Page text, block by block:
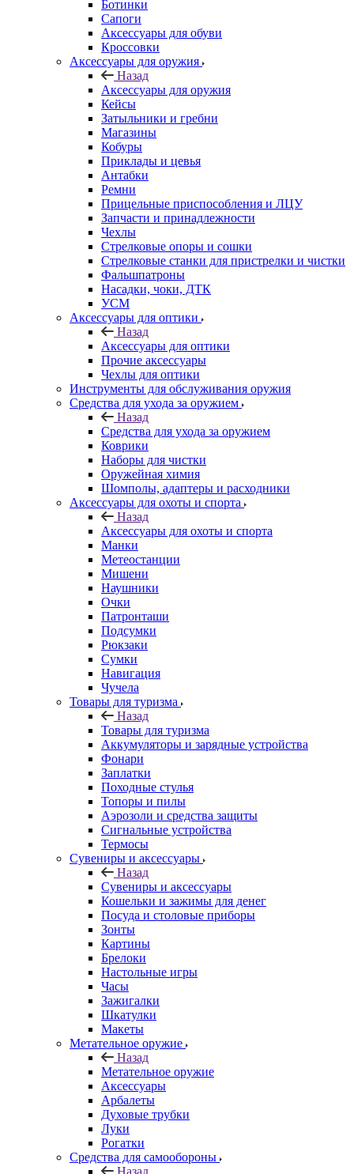
Ботинки
Сапоги
Аксессуары для обуви
Кроссовки
Аксессуары для оружия
Назад
Аксессуары для оружия
Кейсы
Затыльники и гребни
Магазины
Кобуры
Приклады и цевья
Антабки
Ремни
Прицельные приспособления и ЛЦУ
Запчасти и принадлежности
Чехлы
Стрелковые опоры и сошки
Стрелковые станки для пристрелки и чистки
Фальшпатроны
Насадки, чоки, ДТК
УСМ
Аксессуары для оптики
Назад
Аксессуары для оптики
Прочие аксессуары
Чехлы для оптики
Инструменты для обслуживания оружия
Средства для ухода за оружием
Назад
Средства для ухода за оружием
Коврики
Наборы для чистки
Оружейная химия
Шомполы, адаптеры и расходники
Аксессуары для охоты и спорта
Назад
Аксессуары для охоты и спорта
Манки
Метеостанции
Мишени
Наушники
Очки
Патронташи
Подсумки
Рюкзаки
Сумки
Навигация
Чучела
Товары для туризма
Назад
Товары для туризма
Аккумуляторы и зарядные устройства
Фонари
Заплатки
Походные стулья
Топоры и пилы
Аэрозоли и средства защиты
Сигнальные устройства
Термосы
Сувениры и аксессуары
Назад
Сувениры и аксессуары
Кошельки и зажимы для денег
Посуда и столовые приборы
Зонты
Картины
Брелоки
Настольные игры
Часы
Зажигалки
Шкатулки
Макеты
Метательное оружие
Назад
Метательное оружие
Аксессуары
Арбалеты
Духовые трубки
Луки
Рогатки
Средства для самообороны
Назад